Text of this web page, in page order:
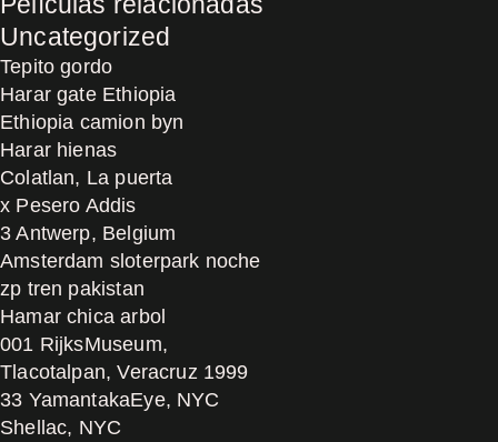
Uncategorized
Tepito gordo
Harar gate Ethiopia
Ethiopia camion byn
Harar hienas
Colatlan, La puerta
x Pesero Addis
3 Antwerp, Belgium
Amsterdam sloterpark noche
zp tren pakistan
Hamar chica arbol
001 RijksMuseum,
Tlacotalpan, Veracruz 1999
33 YamantakaEye, NYC
Shellac, NYC